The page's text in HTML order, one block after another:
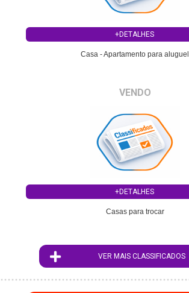
+DETALHES
Casa - Apartamento para aluguel
VENDO
+DETALHES
Casas para trocar
VER MAIS CLASSIFICADOS